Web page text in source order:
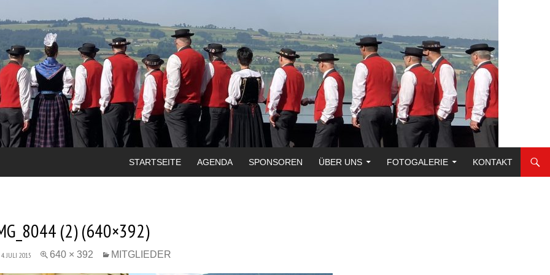
STARTSEITE AGENDA SPONSOREN ÜBER UNS FOTOGALERIE KONTAKT
(2) (640×392)
4. JULI 2015 640 × 392 MITGLIEDER